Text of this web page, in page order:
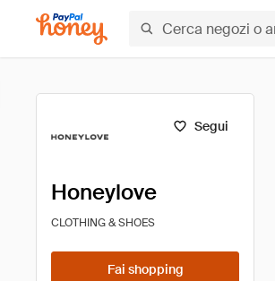
Segui
Honeylove
CLOTHING & SHOES
Fai shopping